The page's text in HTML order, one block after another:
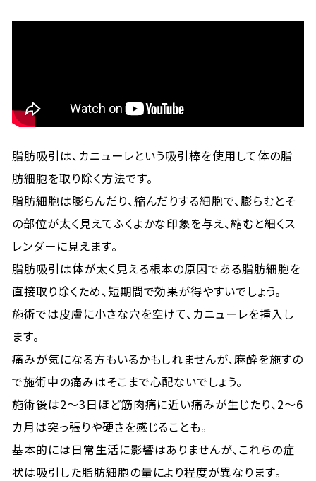
脂肪吸引は、カニューレという吸引棒を使用して体の脂
肪細胞を取り除く方法です。
脂肪細胞は膨らんだり、縮んだりする細胞で、膨らむとそ
の部位が太く見えてふくよかな印象を与え、縮むと細くス
レンダーに見えます。
脂肪吸引は体が太く見える根本の原因である脂肪細胞を
直接取り除くため、短期間で効果が得やすいでしょう。
施術では皮膚に小さな穴を空けて、カニューレを挿入し
ます。
痛みが気になる方もいるかもしれませんが、麻酔を施すの
で施術中の痛みはそこまで心配ないでしょう。
施術後は2～3日ほど筋肉痛に近い痛みが生じたり、2～6
カ月は突っ張りや硬さを感じることも。
基本的には日常生活に影響はありませんが、これらの症
状は吸引した脂肪細胞の量により程度が異なります。